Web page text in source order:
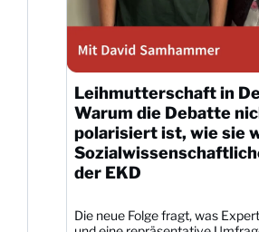
Leihmutterschaft in
Warum die Debatte
polarisiert ist, wie sie
der EKD
Die neue Folge fragt, was